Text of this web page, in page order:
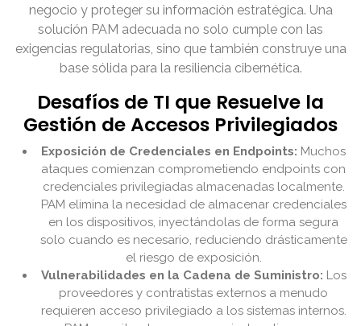
negocio y proteger su información estratégica. Una
solución PAM adecuada no solo cumple con las
exigencias regulatorias, sino que también construye una
base sólida para la resiliencia cibernética.
Desafíos de TI que Resuelve la
Gestión de Accesos Privilegiados
Exposición de Credenciales en Endpoints: Muchos
ataques comienzan comprometiendo endpoints con
credenciales privilegiadas almacenadas localmente.
PAM elimina la necesidad de almacenar credenciales
en los dispositivos, inyectándolas de forma segura
solo cuando es necesario, reduciendo drásticamente
el riesgo de exposición.
Vulnerabilidades en la Cadena de Suministro: Los
proveedores y contratistas externos a menudo
requieren acceso privilegiado a los sistemas internos.